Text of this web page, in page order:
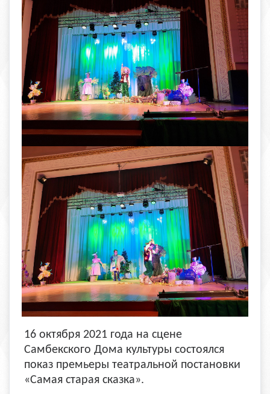
16 октября 2021 года на сцене
Самбекского Дома культуры состоялся
показ премьеры театральной постановки
«Самая старая сказка».